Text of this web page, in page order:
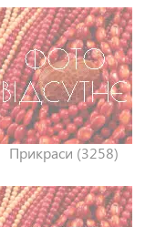
Прикраси (3258)